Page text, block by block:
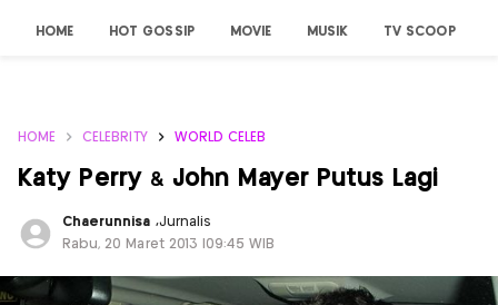
HOME HOT GOSSIP MOVIE MUSIK TV SCOOP
HOME CELEBRITY WORLD CELEB
Katy Perry & John Mayer Putus Lagi
Chaerunnisa ,Jurnalis
Rabu, 20 Maret 2013 |09:45 WIB